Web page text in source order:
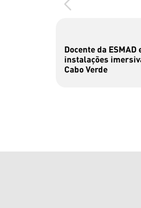
Docente da ESMAD
instalações
Cabo Verde